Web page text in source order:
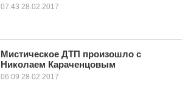
07:43 28.02.2017
Мистическое ДТП произошло с
Николаем Караченцовым
06:09 28.02.2017